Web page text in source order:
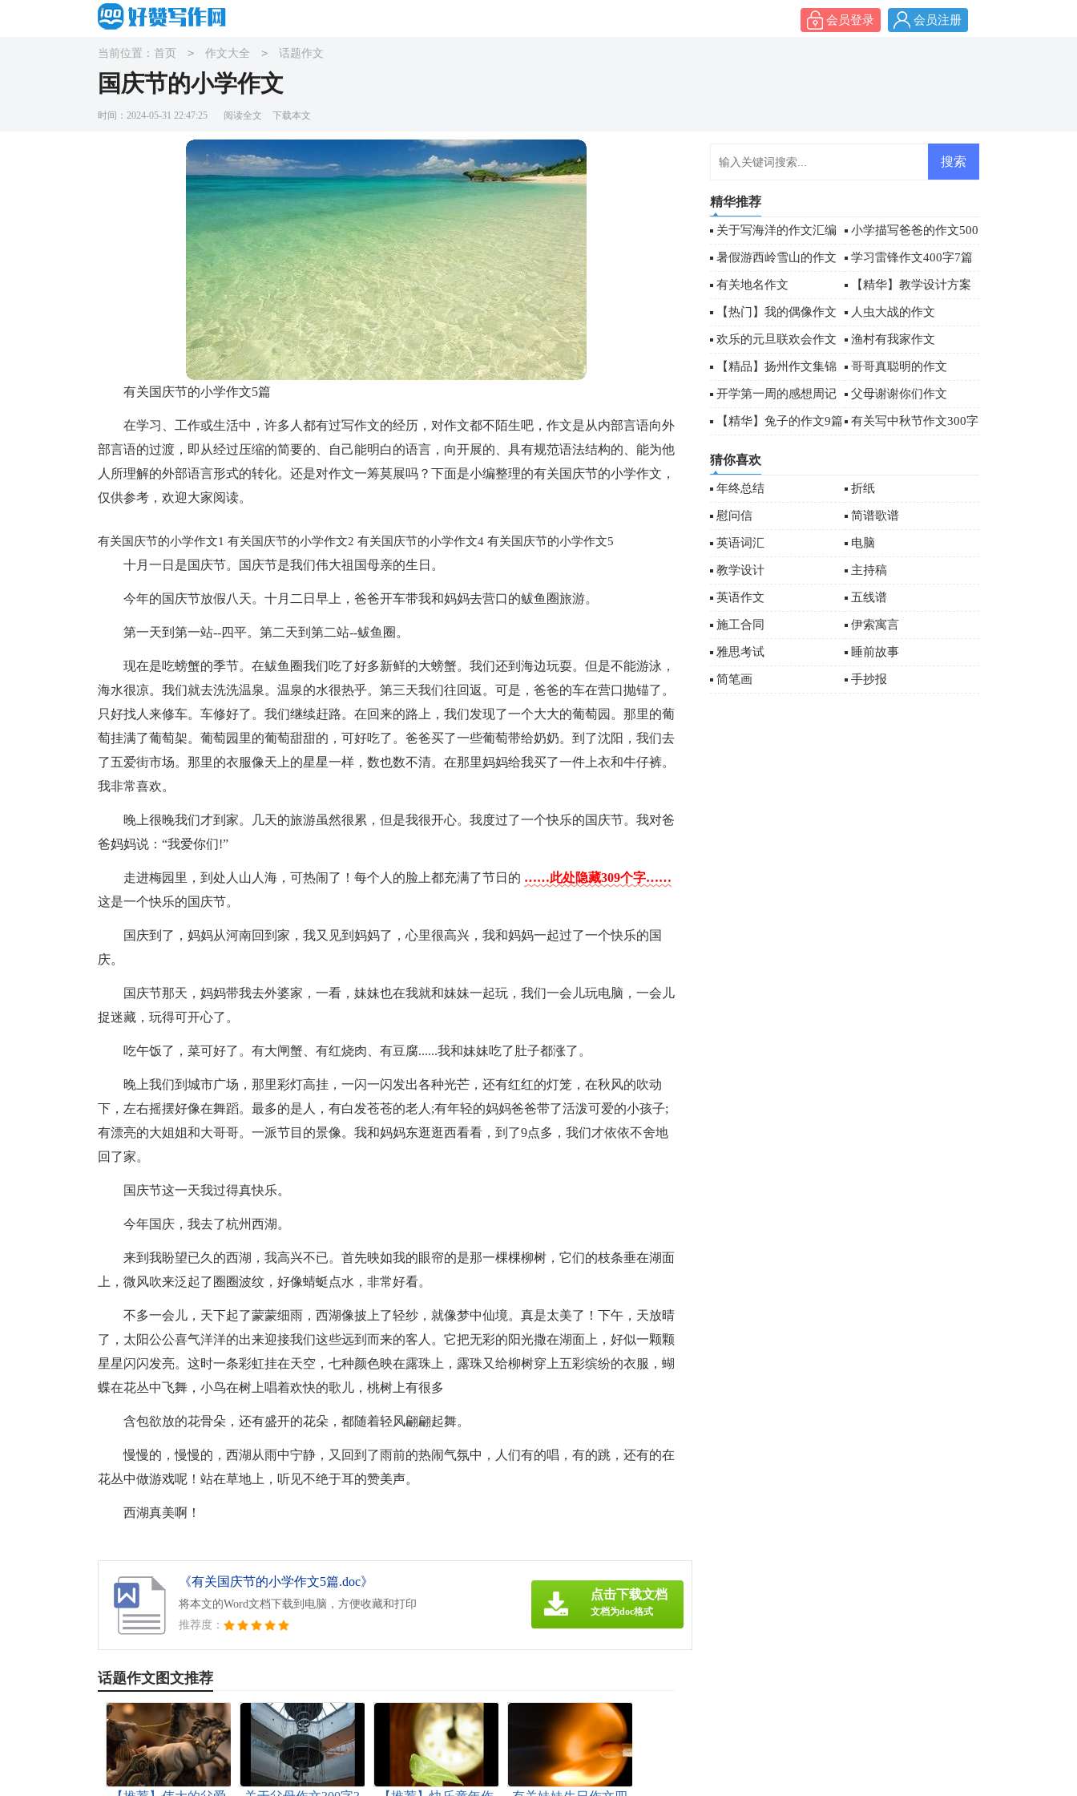
会员登录 会员注册
当前位置： 首页 > 作文大全 > 话题作文
国庆节的小学作文
时间：2024-05-31 22:47:25 阅读全文 下载本文
有关国庆节的小学作文5篇
在学习、工作或生活中，许多人都有过写作文的经历，对作文都不陌生吧，作文是从内部言语向外
部言语的过渡，即从经过压缩的简要的、自己能明白的语言，向开展的、具有规范语法结构的、能为他
人所理解的外部语言形式的转化。还是对作文一筹莫展吗？下面是小编整理的有关国庆节的小学作文，
仅供参考，欢迎大家阅读。
有关国庆节的小学作文1
十月一日是国庆节。国庆节是我们伟大祖国母亲的生日。
今年的国庆节放假八天。十月二日早上，爸爸开车带我和妈妈去营口的鲅鱼圈旅游。
第一天到第一站--四平。第二天到第二站--鲅鱼圈。
现在是吃螃蟹的季节。在鲅鱼圈我们吃了好多新鲜的大螃蟹。我们还到海边玩耍。但是不能游泳，
海水很凉。我们就去洗洗温泉。温泉的水很热乎。第三天我们往回返。可是，爸爸的车在营口抛锚了。
只好找人来修车。车修好了。我们继续赶路。在回来的路上，我们发现了一个大大的葡萄园。那里的葡
萄挂满了葡萄架。葡萄园里的葡萄甜甜的，可好吃了。爸爸买了一些葡萄带给奶奶。到了沈阳，我们去
了五爱街市场。那里的衣服像天上的星星一样，数也数不清。在那里妈妈给我买了一件上衣和牛仔裤。
我非常喜欢。
晚上很晚我们才到家。几天的旅游虽然很累，但是我很开心。我度过了一个快乐的国庆节。我对爸
爸妈妈说：“我爱你们!”
有关国庆节的小学作文2
走进梅园里，到处人山人海，可热闹了！每个人的脸上都充满了节日的 ……此处隐藏309个字……
这是一个快乐的国庆节。
有关国庆节的小学作文4
国庆到了，妈妈从河南回到家，我又见到妈妈了，心里很高兴，我和妈妈一起过了一个快乐的国
庆。
国庆节那天，妈妈带我去外婆家，一看，妹妹也在我就和妹妹一起玩，我们一会儿玩电脑，一会儿
捉迷藏，玩得可开心了。
吃午饭了，菜可好了。有大闸蟹、有红烧肉、有豆腐......我和妹妹吃了肚子都涨了。
晚上我们到城市广场，那里彩灯高挂，一闪一闪发出各种光芒，还有红红的灯笼，在秋风的吹动
下，左右摇摆好像在舞蹈。最多的是人，有白发苍苍的老人;有年轻的妈妈爸爸带了活泼可爱的小孩子;
有漂亮的大姐姐和大哥哥。一派节目的景像。我和妈妈东逛逛西看看，到了9点多，我们才依依不舍地
回了家。
国庆节这一天我过得真快乐。
有关国庆节的小学作文5
今年国庆，我去了杭州西湖。
来到我盼望已久的西湖，我高兴不已。首先映如我的眼帘的是那一棵棵柳树，它们的枝条垂在湖面
上，微风吹来泛起了圈圈波纹，好像蜻蜓点水，非常好看。
不多一会儿，天下起了蒙蒙细雨，西湖像披上了轻纱，就像梦中仙境。真是太美了！下午，天放晴
了，太阳公公喜气洋洋的出来迎接我们这些远到而来的客人。它把无彩的阳光撒在湖面上，好似一颗颗
星星闪闪发亮。这时一条彩虹挂在天空，七种颜色映在露珠上，露珠又给柳树穿上五彩缤纷的衣服，蝴
蝶在花丛中飞舞，小鸟在树上唱着欢快的歌儿，桃树上有很多
含包欲放的花骨朵，还有盛开的花朵，都随着轻风翩翩起舞。
慢慢的，慢慢的，西湖从雨中宁静，又回到了雨前的热闹气氛中，人们有的唱，有的跳，还有的在
花丛中做游戏呢！站在草地上，听见不绝于耳的赞美声。
西湖真美啊！
《有关国庆节的小学作文5篇.doc》
将本文的Word文档下载到电脑，方便收藏和打印
推荐度：
点击下载文档
文档为doc格式
话题作文图文推荐
精华推荐
关于写海洋的作文汇编
八篇
小学描写爸爸的作文500
字四篇
暑假游西岭雪山的作文 学习雷锋作文400字7篇
有关地名作文 【精华】教学设计方案
模板汇总七篇
【热门】我的偶像作文
500字4篇
人虫大战的作文
欢乐的元旦联欢会作文
500字
渔村有我家作文
【精品】扬州作文集锦
八篇
哥哥真聪明的作文
开学第一周的感想周记
600字
父母谢谢你们作文
【精华】兔子的作文9篇 有关写中秋节作文300字
猜你喜欢
年终总结 折纸
慰问信 简谱歌谱
英语词汇 电脑
教学设计 主持稿
英语作文 五线谱
施工合同 伊索寓言
雅思考试 睡前故事
简笔画 手抄报